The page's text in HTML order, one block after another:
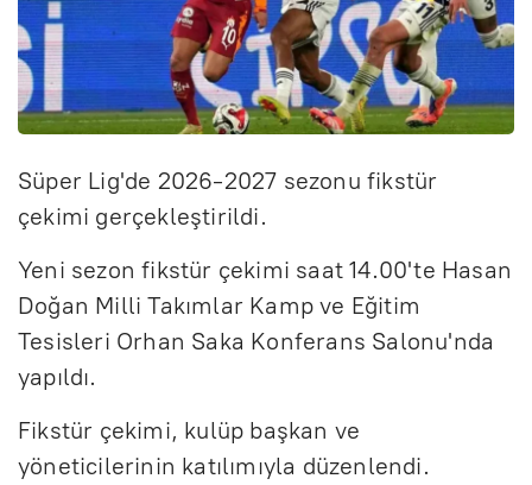
Süper Lig'de 2026-2027 sezonu fikstür
çekimi gerçekleştirildi.
Yeni sezon fikstür çekimi saat 14.00'te Hasan
Doğan Milli Takımlar Kamp ve Eğitim
Tesisleri Orhan Saka Konferans Salonu'nda
yapıldı.
Fikstür çekimi, kulüp başkan ve
yöneticilerinin katılımıyla düzenlendi.